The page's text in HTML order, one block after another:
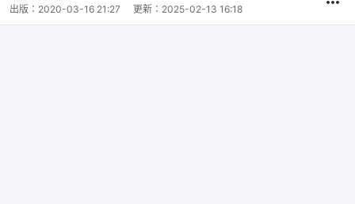
出版： 2020-03-16 21:27 更新： 2025-02-13 16:18